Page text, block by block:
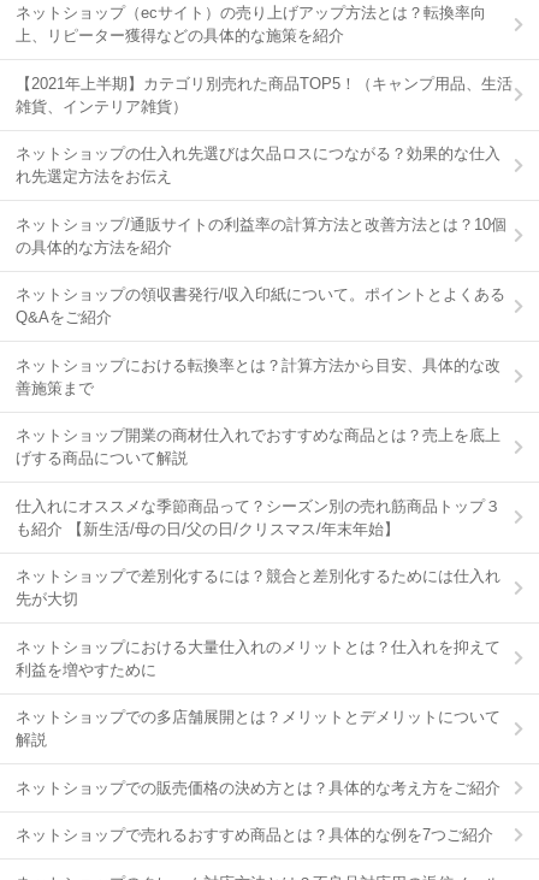
ネットショップ（ecサイト）の売り上げアップ方法とは？転換率向
上、リピーター獲得などの具体的な施策を紹介
【2021年上半期】カテゴリ別売れた商品TOP5！（キャンプ用品、生活
雑貨、インテリア雑貨）
ネットショップの仕入れ先選びは欠品ロスにつながる？効果的な仕入
れ先選定方法をお伝え
ネットショップ/通販サイトの利益率の計算方法と改善方法とは？10個
の具体的な方法を紹介
ネットショップの領収書発行/収入印紙について。ポイントとよくある
Q&Aをご紹介
ネットショップにおける転換率とは？計算方法から目安、具体的な改
善施策まで
ネットショップ開業の商材仕入れでおすすめな商品とは？売上を底上
げする商品について解説
仕入れにオススメな季節商品って？シーズン別の売れ筋商品トップ３
も紹介 【新生活/母の日/父の日/クリスマス/年末年始】
ネットショップで差別化するには？競合と差別化するためには仕入れ
先が大切
ネットショップにおける大量仕入れのメリットとは？仕入れを抑えて
利益を増やすために
ネットショップでの多店舗展開とは？メリットとデメリットについて
解説
ネットショップでの販売価格の決め方とは？具体的な考え方をご紹介
ネットショップで売れるおすすめ商品とは？具体的な例を7つご紹介